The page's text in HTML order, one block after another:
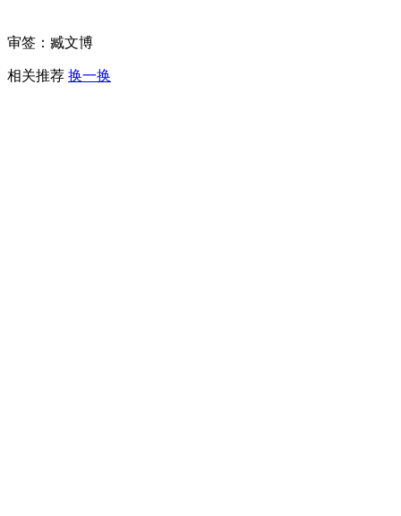
审签：臧文博
相关推荐 换一换